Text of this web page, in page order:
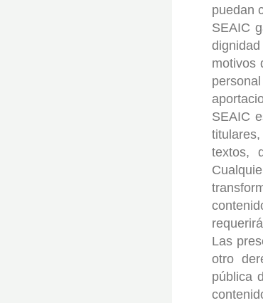
puedan
SEAIC
motivos
SEAIC
textos,
Las
otro
pública